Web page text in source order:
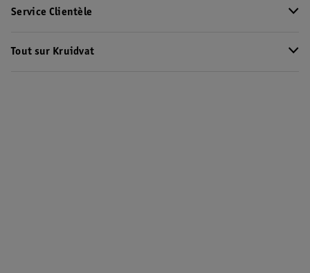
Service Clientèle
Tout sur Kruidvat